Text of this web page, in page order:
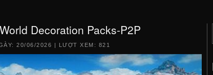
Decoration Packs-P2P
20/06/2026 | LƯỢT XEM: 821